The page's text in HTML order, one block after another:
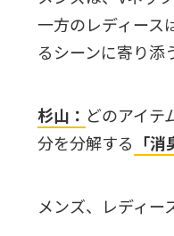
一方のレディース
るシーンに寄り添
杉山： どのアイテ
分を分解する 「消
メンズ、レディー